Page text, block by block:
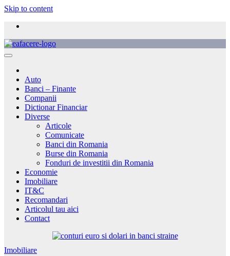
Skip to content
Auto
Banci – Finante
Companii
Dictionar Financiar
Diverse
Articole
Comunicate
Banci din Romania
Burse din Romania
Fonduri de investitii din Romania
Economie
Imobiliare
IT&C
Recomandari
Articolul tau aici
Contact
Imobiliare